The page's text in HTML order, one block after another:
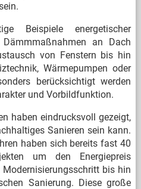
Beispiele energetischer
an Dach
von Fenstern bis hin
Wärmepumpen oder
berücksichtigt werden
und Vorbildfunktion.
haben eindrucksvoll gezeigt,
Sanieren sein kann.
haben sich bereits fast 40
um den Energiepreis
bis hin
Sanierung. Diese große